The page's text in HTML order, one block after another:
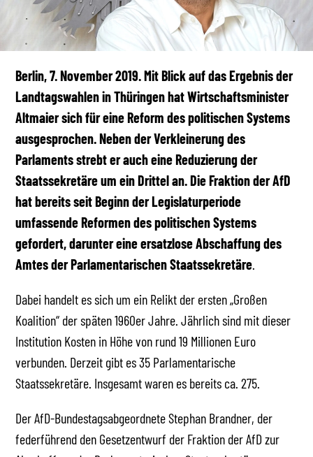
Berlin, 7. November 2019. Mit Blick auf das Ergebnis der
Landtagswahlen in Thüringen hat Wirtschaftsminister
Altmaier sich für eine Reform des politischen Systems
ausgesprochen. Neben der Verkleinerung des
Parlaments strebt er auch eine Reduzierung der
Staatssekretäre um ein Drittel an. Die Fraktion der AfD
hat bereits seit Beginn der Legislaturperiode
umfassende Reformen des politischen Systems
gefordert, darunter eine ersatzlose Abschaffung des
Amtes der Parlamentarischen Staatssekretäre.
Dabei handelt es sich um ein Relikt der ersten „Großen
Koalition“ der späten 1960er Jahre. Jährlich sind mit dieser
Institution Kosten in Höhe von rund 19 Millionen Euro
verbunden. Derzeit gibt es 35 Parlamentarische
Staatssekretäre. Insgesamt waren es bereits ca. 275.
Der AfD-Bundestagsabgeordnete Stephan Brandner, der
federführend den Gesetzentwurf der Fraktion der AfD zur